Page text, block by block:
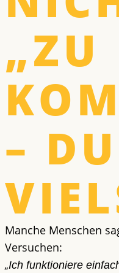
„ZU
–
Manche Menschen
Versuchen:
„Ich funktioniere